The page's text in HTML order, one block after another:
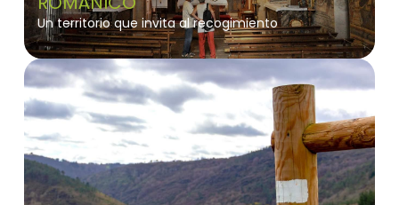
Un territorio que invita al recogimiento